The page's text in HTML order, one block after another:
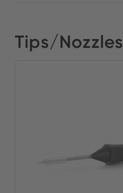
Tips/Nozzles